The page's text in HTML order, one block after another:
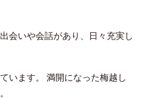
会いや会話があり、日々充実し
います。 満開になった梅越し